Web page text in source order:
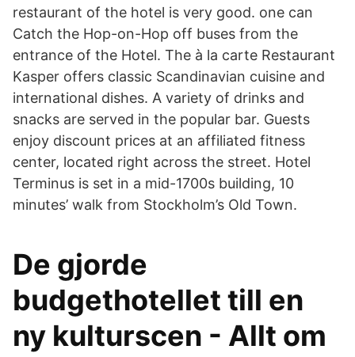
restaurant of the hotel is very good. one can
Catch the Hop-on-Hop off buses from the
entrance of the Hotel. The à la carte Restaurant
Kasper offers classic Scandinavian cuisine and
international dishes. A variety of drinks and
snacks are served in the popular bar. Guests
enjoy discount prices at an affiliated fitness
center, located right across the street. Hotel
Terminus is set in a mid-1700s building, 10
minutes’ walk from Stockholm’s Old Town.
De gjorde
budgethotellet till en
ny kulturscen - Allt om